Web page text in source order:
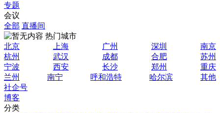
专题
会议
全部 直播间
热门城市
北京
上海 广州 深圳
南京
杭州
武汉 成都 合肥
苏州
宁波
西安 长沙 郑州
重庆
兰州
南宁 呼和浩特 哈尔滨
其他
社企号
博客
分类